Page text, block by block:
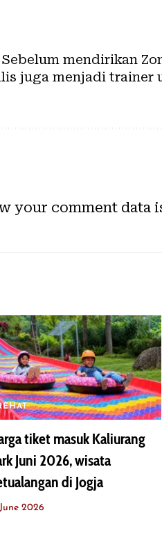
mendirikan
juga menjadi
your comment data
tiket masuk Kaliurang
Juni 2026, wisata
di Jogja
2026